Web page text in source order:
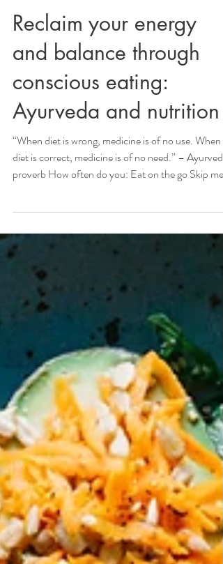
Sinéad
3 min read
Reclaim your energy
and balance through
conscious eating:
Ayurveda and nutrition
to “save time” Grab a ready-made meal that feels
quick but leaves you drained? There’s no judgement
here – life, balancing work, family and
can leave you running on empty with little time for
much else – we can all fall into unhealthy habits.
And, as we know, that can result in you feeling
drained, overwhelmed